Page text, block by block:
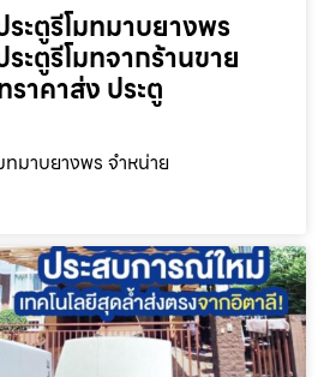
ะตูรีโมทมาบยางพร
ะตูรีโมทจากร้านขาย
ราคาส่ง ประตู
ทมาบยางพร จำหน่าย